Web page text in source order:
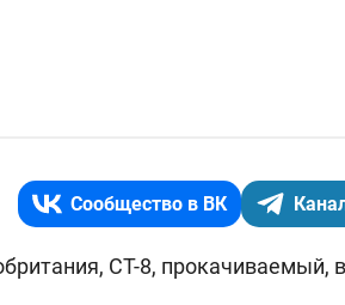
Сообщество в ВК
СТ-8, прокачиваемый,